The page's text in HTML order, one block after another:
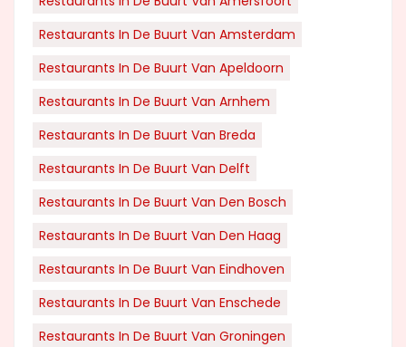
Restaurants In De Buurt Van Amsterdam
Restaurants In De Buurt Van Apeldoorn
Restaurants In De Buurt Van Arnhem
Restaurants In De Buurt Van Breda
Restaurants In De Buurt Van Delft
Restaurants In De Buurt Van Den Bosch
Restaurants In De Buurt Van Den Haag
Restaurants In De Buurt Van Eindhoven
Restaurants In De Buurt Van Enschede
Restaurants In De Buurt Van Groningen